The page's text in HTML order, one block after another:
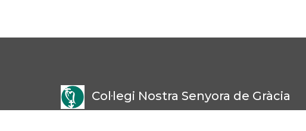
Col·legi Nostra Senyora de Gràcia